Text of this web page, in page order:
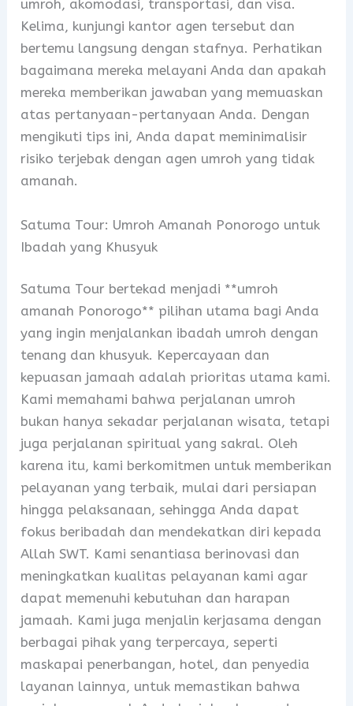
umroh, akomodasi, transportasi, dan visa.
Kelima, kunjungi kantor agen tersebut dan
bertemu langsung dengan stafnya. Perhatikan
bagaimana mereka melayani Anda dan apakah
mereka memberikan jawaban yang memuaskan
atas pertanyaan-pertanyaan Anda. Dengan
mengikuti tips ini, Anda dapat meminimalisir
risiko terjebak dengan agen umroh yang tidak
amanah.
Satuma Tour: Umroh Amanah Ponorogo untuk
Ibadah yang Khusyuk
Satuma Tour bertekad menjadi **umroh
amanah Ponorogo** pilihan utama bagi Anda
yang ingin menjalankan ibadah umroh dengan
tenang dan khusyuk. Kepercayaan dan
kepuasan jamaah adalah prioritas utama kami.
Kami memahami bahwa perjalanan umroh
bukan hanya sekadar perjalanan wisata, tetapi
juga perjalanan spiritual yang sakral. Oleh
karena itu, kami berkomitmen untuk memberikan
pelayanan yang terbaik, mulai dari persiapan
hingga pelaksanaan, sehingga Anda dapat
fokus beribadah dan mendekatkan diri kepada
Allah SWT. Kami senantiasa berinovasi dan
meningkatkan kualitas pelayanan kami agar
dapat memenuhi kebutuhan dan harapan
jamaah. Kami juga menjalin kerjasama dengan
berbagai pihak yang terpercaya, seperti
maskapai penerbangan, hotel, dan penyedia
layanan lainnya, untuk memastikan bahwa